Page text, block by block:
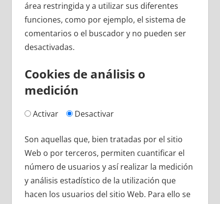
área restringida y a utilizar sus diferentes
funciones, como por ejemplo, el sistema de
comentarios o el buscador y no pueden ser
desactivadas.
Cookies de análisis o
medición
Activar Desactivar
Son aquellas que, bien tratadas por el sitio
Web o por terceros, permiten cuantificar el
número de usuarios y así realizar la medición
y análisis estadístico de la utilización que
hacen los usuarios del sitio Web. Para ello se